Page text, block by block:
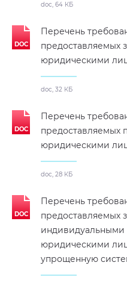
doc, 64 КБ
Перечень
предоставляемых
юридическими
doc, 32 КБ
Перечень
предоставляемых
юридическими
doc, 28 КБ
Перечень
предоставляемых
юридическими
упрощенную